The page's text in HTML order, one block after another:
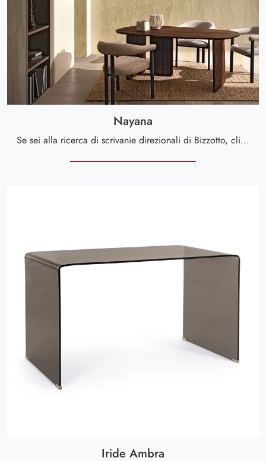
Nayana
Se sei alla ricerca di scrivanie direzionali di Bizzotto, clicca e scopri di più sul modello Nayana in legno per l'ambiente lavorativo!
Iride Ambra